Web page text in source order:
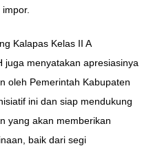
Kalapas Kelas II A
juga menyatakan apresiasinya
oleh Pemerintah Kabupaten
ini dan siap mendukung
yang akan memberikan
baik dari segi